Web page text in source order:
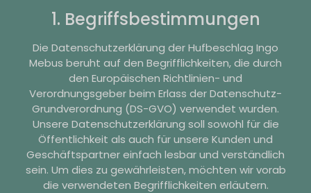
1. Begriffsbestimmungen
Die Datenschutzerklärung der Hufbeschlag Ingo
Mebus beruht auf den Begrifflichkeiten, die durch
den Europäischen Richtlinien- und
Verordnungsgeber beim Erlass der Datenschutz-
Grundverordnung (DS-GVO) verwendet wurden.
Unsere Datenschutzerklärung soll sowohl für die
Öffentlichkeit als auch für unsere Kunden und
Geschäftspartner einfach lesbar und verständlich
sein. Um dies zu gewährleisten, möchten wir vorab
die verwendeten Begrifflichkeiten erläutern.